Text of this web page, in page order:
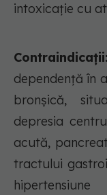
intoxicație cu
dependență în
bronșică,
depresia
acută,
tractului